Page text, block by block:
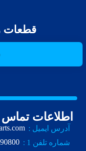
قطعات
اطلاعات تماس
آدرس ایمیل :
شماره تلفن 1 :